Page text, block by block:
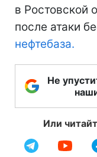
в Ростовской
после атаки
нефтебаза.
Не
Или